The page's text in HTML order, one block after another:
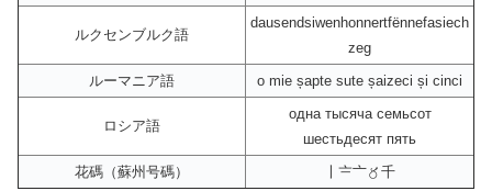
ルクセンブルク語
dausendsiwenhonnertfënnefasiech
zeg
ルーマニア語
o mie șapte sute șaizeci și cinci
ロシア語
одна тысяча семьсот
шестьдесят пять
花碼（蘇州号碼）
〡〧〦〥千